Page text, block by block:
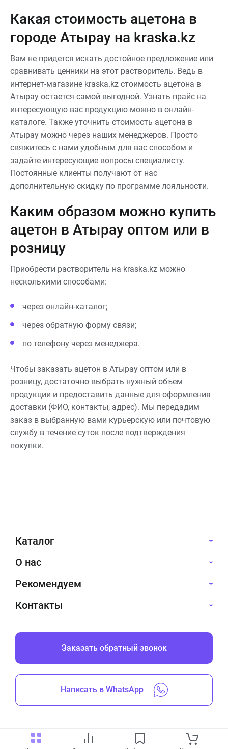
Какая стоимость ацетона в
городе Атырау на kraska.kz
Вам не придется искать достойное предложение или
сравнивать ценники на этот растворитель. Ведь в
интернет-магазине kraska.kz стоимость ацетона в
Атырау остается самой выгодной. Узнать прайс на
интересующую вас продукцию можно в онлайн-
каталоге. Также уточнить стоимость ацетона в
Атырау можно через наших менеджеров. Просто
свяжитесь с нами удобным для вас способом и
задайте интересующие вопросы специалисту.
Постоянные клиенты получают от нас
дополнительную скидку по программе лояльности.
Каким образом можно купить
ацетон в Атырау оптом или в
розницу
Приобрести растворитель на kraska.kz можно
несколькими способами:
через онлайн-каталог;
через обратную форму связи;
по телефону через менеджера.
Чтобы заказать ацетон в Атырау оптом или в
розницу, достаточно выбрать нужный объем
продукции и предоставить данные для оформления
доставки (ФИО, контакты, адрес). Мы передадим
заказ в выбранную вами курьерскую или почтовую
службу в течение суток после подтверждения
покупки.
Каталог
О нас
Рекомендуем
Контакты
Заказать обратный звонок
Написать в WhatsApp
Все права защищены © 2019-2026